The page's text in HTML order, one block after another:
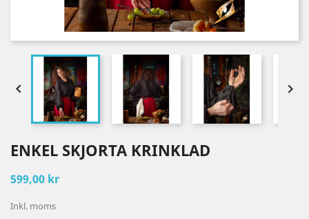
 
ENKEL SKJORTA KRINKLAD
599,00 kr
Inkl. moms